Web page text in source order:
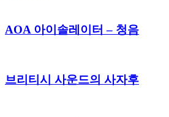
AOA 아이솔레이터 – 청음
브리티시 사운드의 사자후